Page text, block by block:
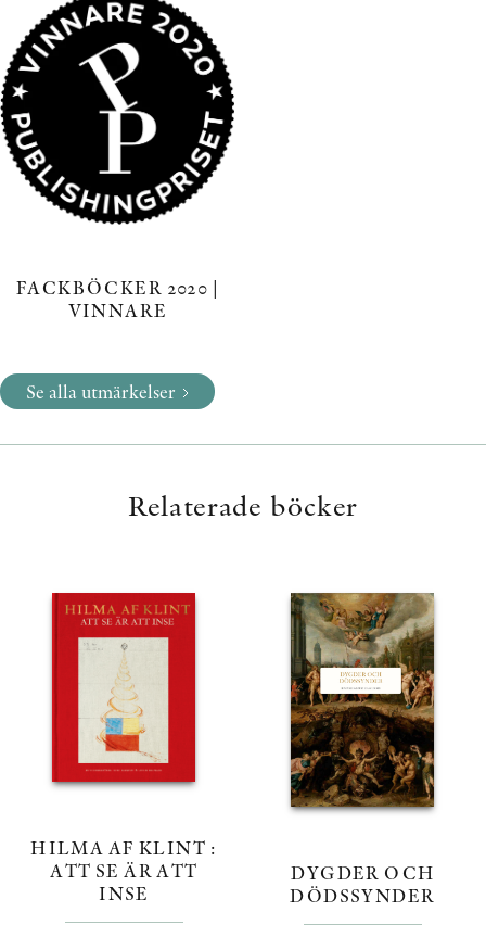
FACKBÖCKER 2020 |
VINNARE
Se alla utmärkelser
Relaterade böcker
HILMA AF KLINT :
ATT SE ÄR ATT
INSE
DYGDER OCH
DÖDSSYNDER